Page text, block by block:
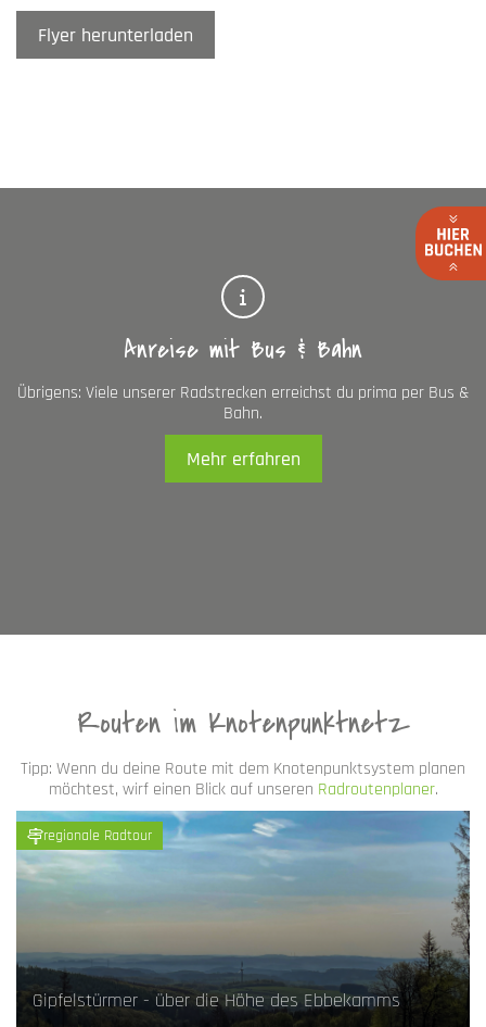
Flyer herunterladen
Anreise mit Bus & Bahn
Übrigens: Viele unserer Radstrecken erreichst du prima per Bus &
Bahn.
Mehr erfahren
Routen im Knotenpunktnetz
Tipp: Wenn du deine Route mit dem Knotenpunktsystem planen
möchtest, wirf einen Blick auf unseren Radroutenplaner.
regionale Radtour
Gipfelstürmer - über die Höhe des Ebbekamms